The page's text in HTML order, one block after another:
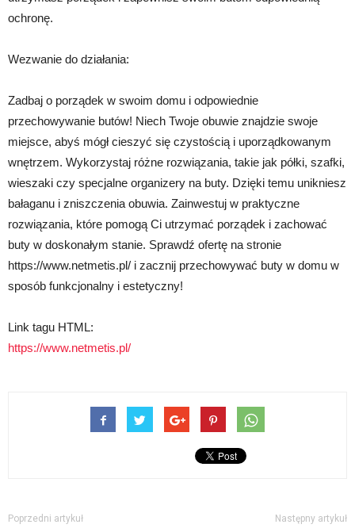
ochronę.
Wezwanie do działania:
Zadbaj o porządek w swoim domu i odpowiednie
przechowywanie butów! Niech Twoje obuwie znajdzie swoje
miejsce, abyś mógł cieszyć się czystością i uporządkowanym
wnętrzem. Wykorzystaj różne rozwiązania, takie jak półki, szafki,
wieszaki czy specjalne organizery na buty. Dzięki temu unikniesz
bałaganu i zniszczenia obuwia. Zainwestuj w praktyczne
rozwiązania, które pomogą Ci utrzymać porządek i zachować
buty w doskonałym stanie. Sprawdź ofertę na stronie
https://www.netmetis.pl/ i zacznij przechowywać buty w domu w
sposób funkcjonalny i estetyczny!
Link tagu HTML:
https://www.netmetis.pl/
Poprzedni artykuł Następny artykuł